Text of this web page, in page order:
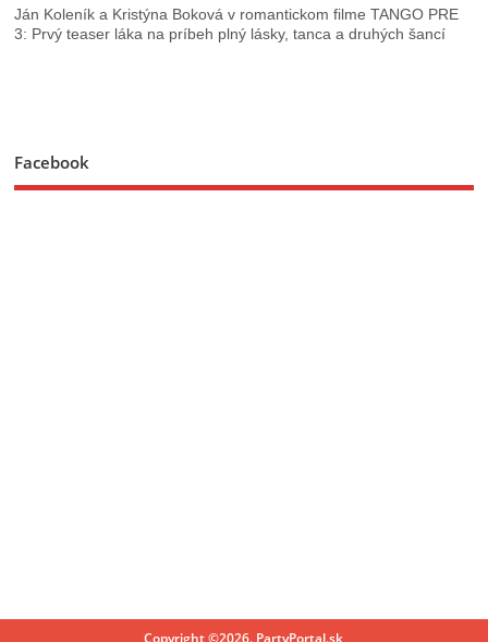
Ján Koleník a Kristýna Boková v romantickom filme TANGO PRE
3: Prvý teaser láka na príbeh plný lásky, tanca a druhých šancí
Facebook
Copyright ©2026. PartyPortal.sk